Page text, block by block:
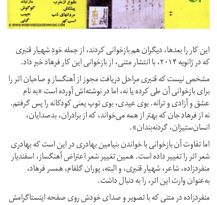
این کار را بعدها، دیگران هم بازخوانی کردند، از جمله خودِ شهیار قنبری
که در ژانویه ۲۰۱۴، با انتشار متنی، از بازخوانی این کار فرهاد خبر داد.
مشخص نیست که‌‌‌ قنبری مراحل دریافت مجوز از آهنگساز و صاحبان اثر را
برای بازخوانی آن طی کرده یا نه، اما در نوشته‌اش آورده است «به نام
عشق و آزادی و ترانه. بوی عیدی، بوی توپ یعنی‌ کودکانه را پس گرفتم.
نه‌ از فرهاد جان که بهتر از همه می‌‌خواند، که از برادران، بدصدایان،
انسان‌ستیزان، گردنه‌بندان».
اما تفاوت آن بازخوانی با خواندن بنیامین بهادری در این است که بهادری
شعر اثر را تغییر داده است. همین تغییر شعر اعتراض آهنگساز، اسفندیار
منفردزاده، شاعر، شهیار قنبری، و البته، پوران گلفام، همسر فرهاد،
به‌عنوان وارث این اثر، را به‌ دنبال داشت.
منفردزاده در متنی که با تصویر و صدای خودش روی صفحه اینستاگرامش